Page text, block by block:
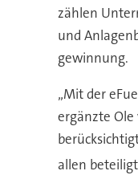
zählen
und
gewinnung.
„Mit der
ergänzte Ole
allen